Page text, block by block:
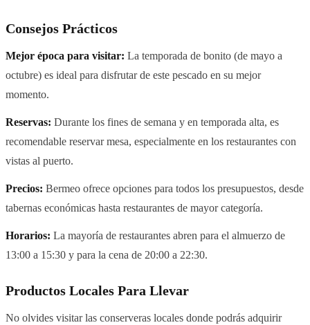
Consejos Prácticos
Mejor época para visitar: La temporada de bonito (de mayo a
octubre) es ideal para disfrutar de este pescado en su mejor
momento.
Reservas: Durante los fines de semana y en temporada alta, es
recomendable reservar mesa, especialmente en los restaurantes con
vistas al puerto.
Precios: Bermeo ofrece opciones para todos los presupuestos, desde
tabernas económicas hasta restaurantes de mayor categoría.
Horarios: La mayoría de restaurantes abren para el almuerzo de
13:00 a 15:30 y para la cena de 20:00 a 22:30.
Productos Locales Para Llevar
No olvides visitar las conserveras locales donde podrás adquirir